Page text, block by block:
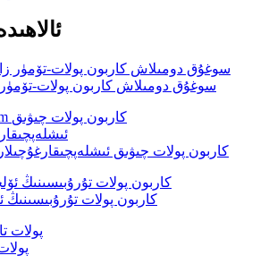
سوغۇق دومىلاش كاربون پولات-
a573m كاربون پولات چىۋىق ئىشلەپچىقارغۇچىلار
كاربون پولات تۇرۇبىسىنىڭ